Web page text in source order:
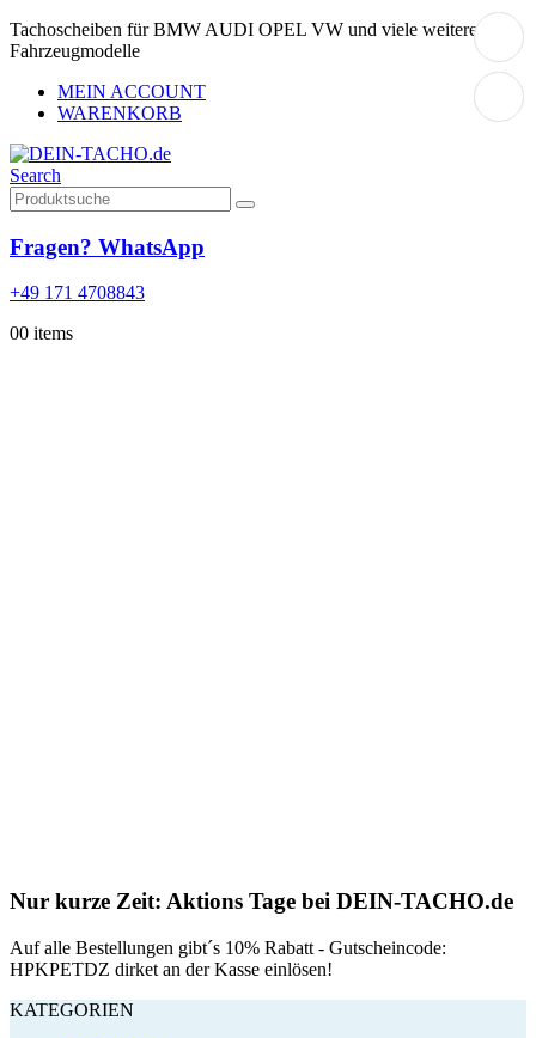
Tachoscheiben für BMW AUDI OPEL VW und viele weitere
Fahrzeugmodelle
MEIN ACCOUNT
WARENKORB
Search
Fragen? WhatsApp
+49 171 4708843
00 items
Nur kurze Zeit: Aktions Tage bei DEIN-TACHO.de
Auf alle Bestellungen gibt´s 10% Rabatt - Gutscheincode:
HPKPETDZ dirket an der Kasse einlösen!
KATEGORIEN